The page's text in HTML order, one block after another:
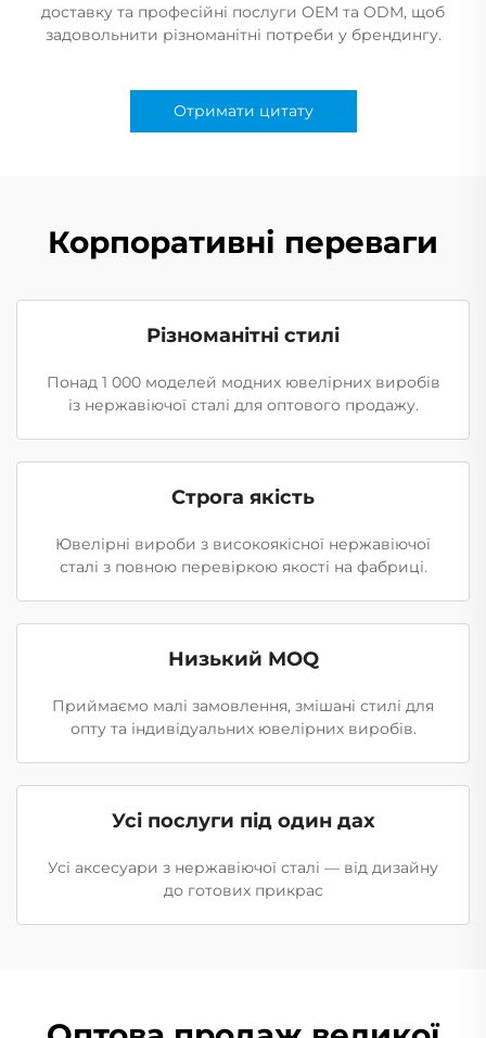
доставку та професійні послуги OEM та ODM, щоб
задовольнити різноманітні потреби у брендингу.
Отримати цитату
Корпоративні переваги
Різноманітні стилі
Понад 1 000 моделей модних ювелірних виробів
із нержавіючої сталі для оптового продажу.
Строга якість
Ювелірні вироби з високоякісної нержавіючої
сталі з повною перевіркою якості на фабриці.
Низький MOQ
Приймаємо малі замовлення, змішані стилі для
опту та індивідуальних ювелірних виробів.
Усі послуги під один дах
Усі аксесуари з нержавіючої сталі — від дизайну
до готових прикрас